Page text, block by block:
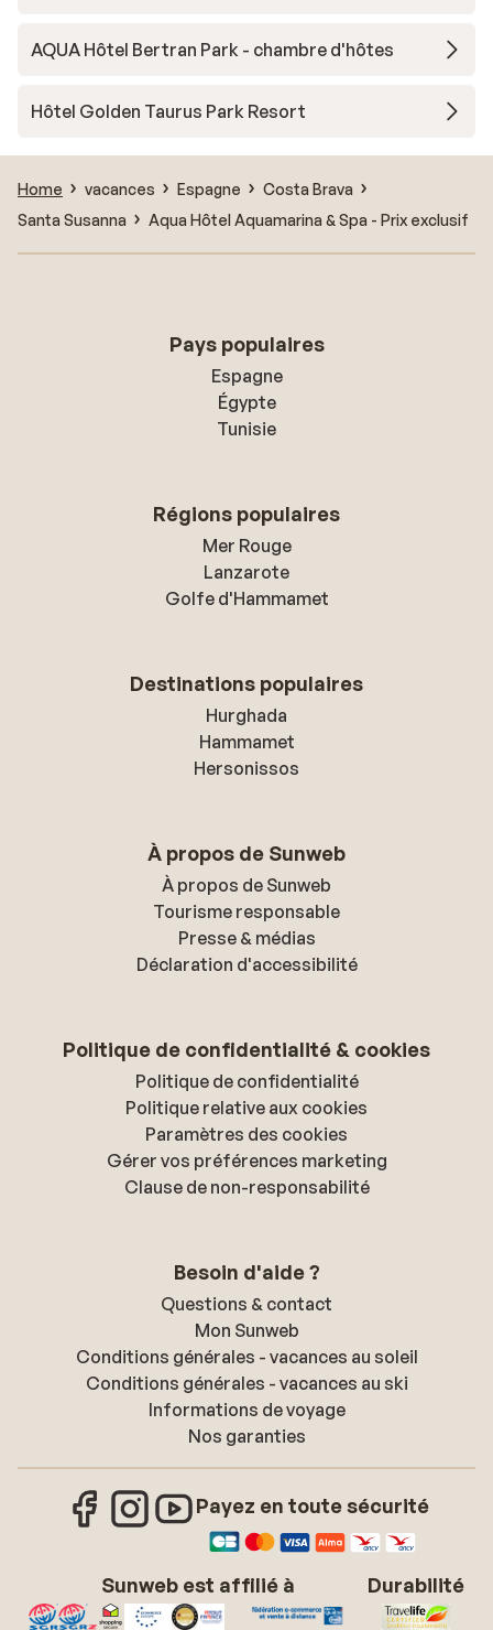
AQUA Hôtel Bertran Park - chambre d'hôtes
Hôtel Golden Taurus Park Resort
Home vacances Espagne
Costa Brava
Santa Susanna
Aqua Hôtel Aquamarina & Spa - Prix exclusif
Pays populaires
Espagne
Égypte
Tunisie
Régions populaires
Mer Rouge
Lanzarote
Golfe d'Hammamet
Destinations populaires
Hurghada
Hammamet
Hersonissos
À propos de Sunweb
À propos de Sunweb
Tourisme responsable
Presse & médias
Déclaration d'accessibilité
Politique de confidentialité & cookies
Politique de confidentialité
Politique relative aux cookies
Paramètres des cookies
Gérer vos préférences marketing
Clause de non-responsabilité
Besoin d'aide ?
Questions & contact
Mon Sunweb
Conditions générales - vacances au soleil
Conditions générales - vacances au ski
Informations de voyage
Nos garanties
Payez en toute sécurité
Sunweb est affilié à Durabilité